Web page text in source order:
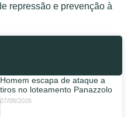
repressão e prevenção à
Homem escapa de ataque a
tiros no loteamento Panazzolo
07/08/2026